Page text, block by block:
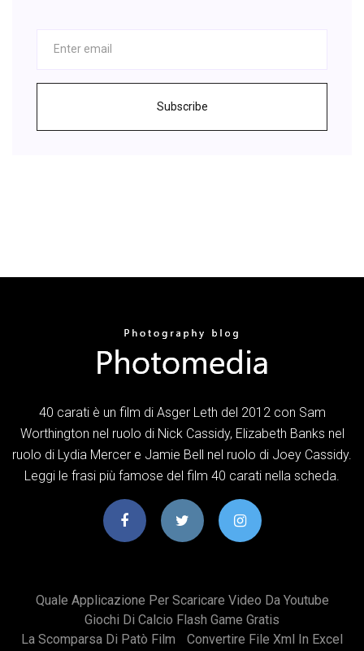
Subscribe
40 carati è un film di Asger Leth del 2012 con Sam
Worthington nel ruolo di Nick Cassidy, Elizabeth Banks nel
ruolo di Lydia Mercer e Jamie Bell nel ruolo di Joey Cassidy.
Leggi le frasi più famose del film 40 carati nella scheda.
Quale Applicazione Per Scaricare Video Da Youtube
Giochi Di Calcio Flash Game Gratis
La Scomparsa Di Patò Film
Convertire File Xml In Excel